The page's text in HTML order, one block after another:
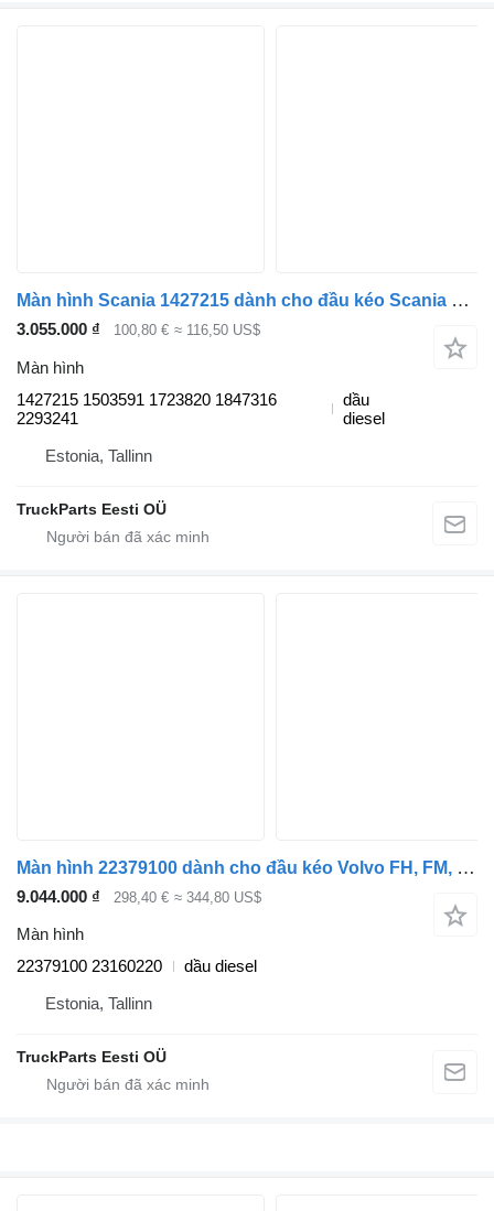
Màn hình Scania 1427215 dành cho đầu kéo Scania P,G,R,T-series (2004-2017)
3.055.000 ₫ 100,80 € ≈ 116,50 US$
Màn hình
1427215 1503591 1723820 1847316
2293241
dầu
diesel
Estonia, Tallinn
TruckParts Eesti OÜ
Màn hình 22379100 dành cho đầu kéo Volvo FH, FM, FMX-4 series
9.044.000 ₫ 298,40 € ≈ 344,80 US$
Màn hình
22379100 23160220
dầu diesel
Estonia, Tallinn
TruckParts Eesti OÜ